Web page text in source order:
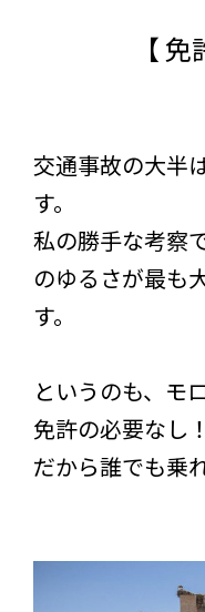
【
交通事故の大半
す。
私の勝手な考察
のゆるさが最も
す。
というのも、モ
免許の必要なし！
だから誰でも乗